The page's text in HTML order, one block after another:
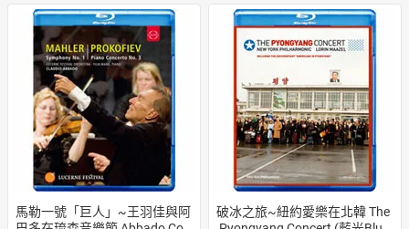
馬勒一號「巨人」~王羽佳與阿
破冰之旅~紐約愛樂在北韓 The